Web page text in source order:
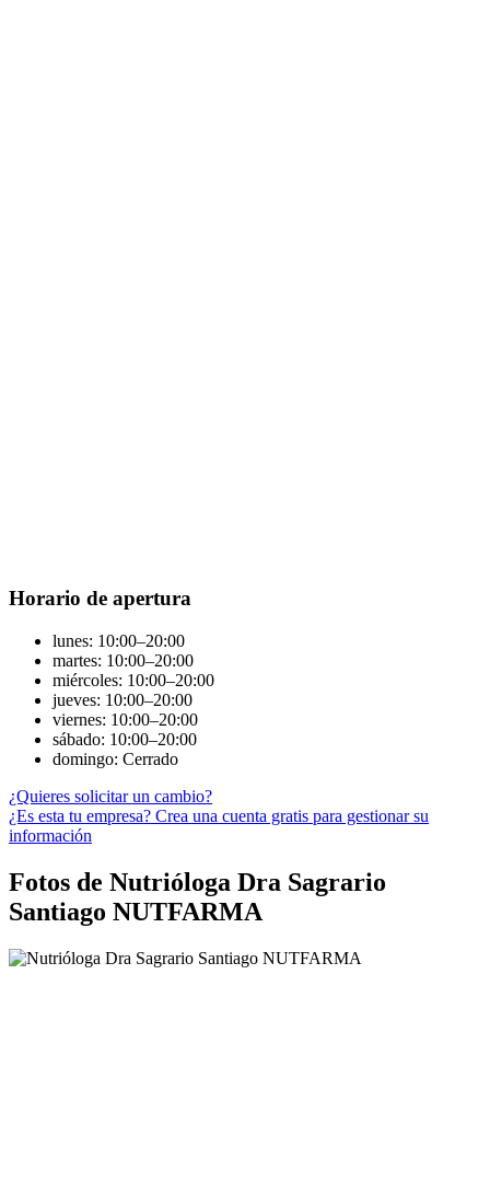
Horario de apertura
lunes: 10:00–20:00
martes: 10:00–20:00
miércoles: 10:00–20:00
jueves: 10:00–20:00
viernes: 10:00–20:00
sábado: 10:00–20:00
domingo: Cerrado
¿Quieres solicitar un cambio?
¿Es esta tu empresa? Crea una cuenta gratis para gestionar su
información
Fotos de Nutrióloga Dra Sagrario
Santiago NUTFARMA